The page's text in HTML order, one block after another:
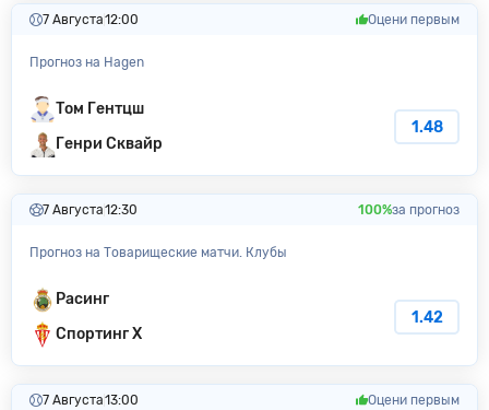
7 Августа12:00 Оцени первым
Прогноз на Hagen
Том Гентцш
Генри Сквайр
1.48
7 Августа12:30 100%за прогноз
Прогноз на Товарищеские матчи. Клубы
Расинг
Спортинг Х
1.42
7 Августа13:00 Оцени первым